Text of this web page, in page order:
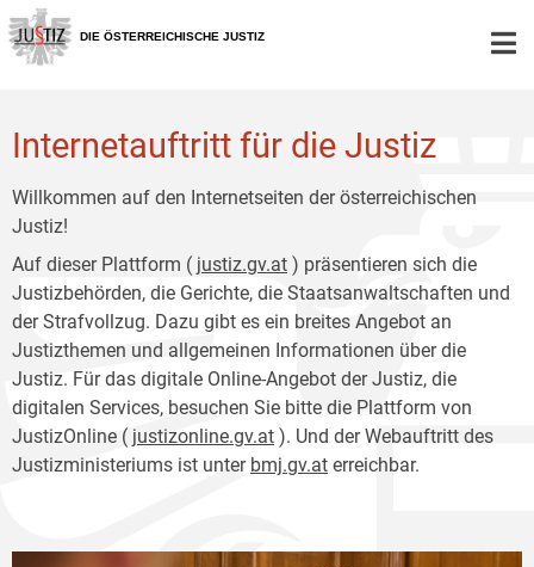
Zur
Hauptnavigation
[1]
Zum
Inhalt
[2]
DIE ÖSTERREICHISCHE JUSTIZ
Internetauftritt für die Justiz
Willkommen auf den Internetseiten der österreichischen
Justiz!
Auf dieser Plattform ( justiz.gv.at ) präsentieren sich die
Justizbehörden, die Gerichte, die Staatsanwaltschaften und
der Strafvollzug. Dazu gibt es ein breites Angebot an
Justizthemen und allgemeinen Informationen über die
Justiz. Für das digitale Online-Angebot der Justiz, die
digitalen Services, besuchen Sie bitte die Plattform von
JustizOnline ( justizonline.gv.at ). Und der Webauftritt des
Justizministeriums ist unter bmj.gv.at erreichbar.